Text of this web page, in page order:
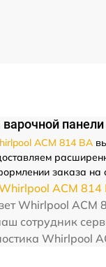
ACM 814 BA
заказа на
ACM 814
Whirlpool ACM
сотрудник
Whirlpool